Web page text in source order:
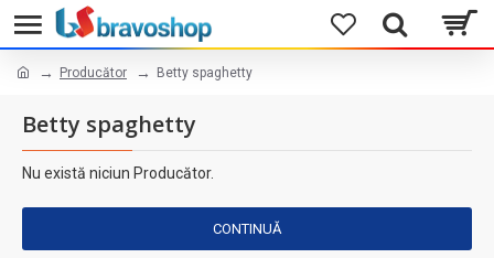
Producător Betty spaghetty
Betty spaghetty
Nu există niciun Producător.
CONTINUĂ